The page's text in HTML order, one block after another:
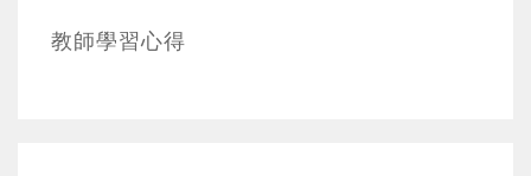
教師學習心得